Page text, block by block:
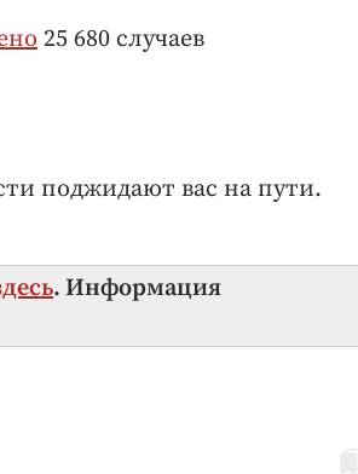
25 680 случаев
поджидают вас на пути.
. Информация